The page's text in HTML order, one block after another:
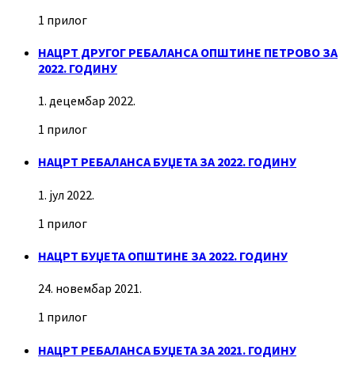
1 прилог
НАЦРТ ДРУГОГ РЕБАЛАНСА ОПШТИНЕ ПЕТРОВО ЗА
2022. ГОДИНУ
1. децембар 2022.
1 прилог
НАЦРТ РЕБАЛАНСА БУЏЕТА ЗА 2022. ГОДИНУ
1. јул 2022.
1 прилог
НАЦРТ БУЏЕТА ОПШТИНЕ ЗА 2022. ГОДИНУ
24. новембар 2021.
1 прилог
НАЦРТ РЕБАЛАНСА БУЏЕТА ЗА 2021. ГОДИНУ